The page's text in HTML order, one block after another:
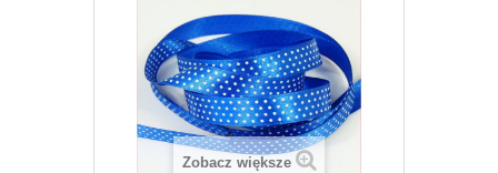
Zobacz większe